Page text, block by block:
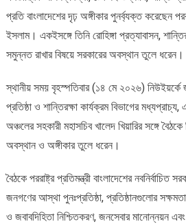
প্রতি বাংলাদেশের দৃঢ় অঙ্গীকার পুনর্ব্যক্ত করেছেন
ইসলাম। একইসঙ্গে তিনি রোহিঙ্গা প্রত্যাবাসন,
সমুন্নত রাখার বিষয়ে সরকারের অবস্থান তুলে ধরেন।
স্থানীয় সময় বৃহস্পতিবার (১৪ মে ২০২৬) নিউইয়র্কে
প্রতিষ্ঠা ও শান্তিরক্ষা কার্যক্রম বিভাগের
অঞ্চলের সহকারী মহাসচিব খালেদ খিয়ারির সঙ্গে
অবস্থান ও অঙ্গীকার তুলে ধরেন।
বৈঠকে পররাষ্ট্র প্রতিমন্ত্রী বাংলাদেশের নবনির্বাচিত
জনগণের আস্থা পুনঃপ্রতিষ্ঠা, প্রতিষ্ঠানগুলোর
ও জবাবদিহিতা নিশ্চিতকরণ, জনসেবার মানোন্নয়ন